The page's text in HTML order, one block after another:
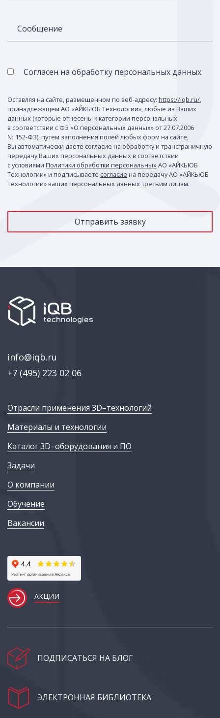
Сообщение
Согласен на обработку персональных данных
Оставляя на сайте, размещенном по веб-адресу: https://iqb.ru/,
принадлежащем АО «АЙКЬЮБ Технологии», любые из Ваших
данных (которые отнесены к категории персональных
в соответствии с ФЗ «О персональных данных» от 27.07.2006
№ 152-ФЗ), путем заполнения полей любых форм на сайте,
Вы автоматически даете согласие на обработку и трансграничную
передачу Ваших персональных данных в соответствии
с условиями Политики обработки персональныхАО «АЙКЬЮБ
Технологии» и подписываете согласие на передачу АО «АЙКЬЮБ
Технологии» ваших персональных данных третьим лицам.
info@iqb.ru
+7 (495) 223 02 06
Отрасли применения 3D–технологий
Материалы и технологии
Каталог 3D–оборудования и ПО
Задачи
О компании
Обучение
Вакансии
АКЦИИ
ПОДПИСАТЬСЯ НА БЛОГ
ЭЛЕКТРОННАЯ БИБЛИОТЕКА